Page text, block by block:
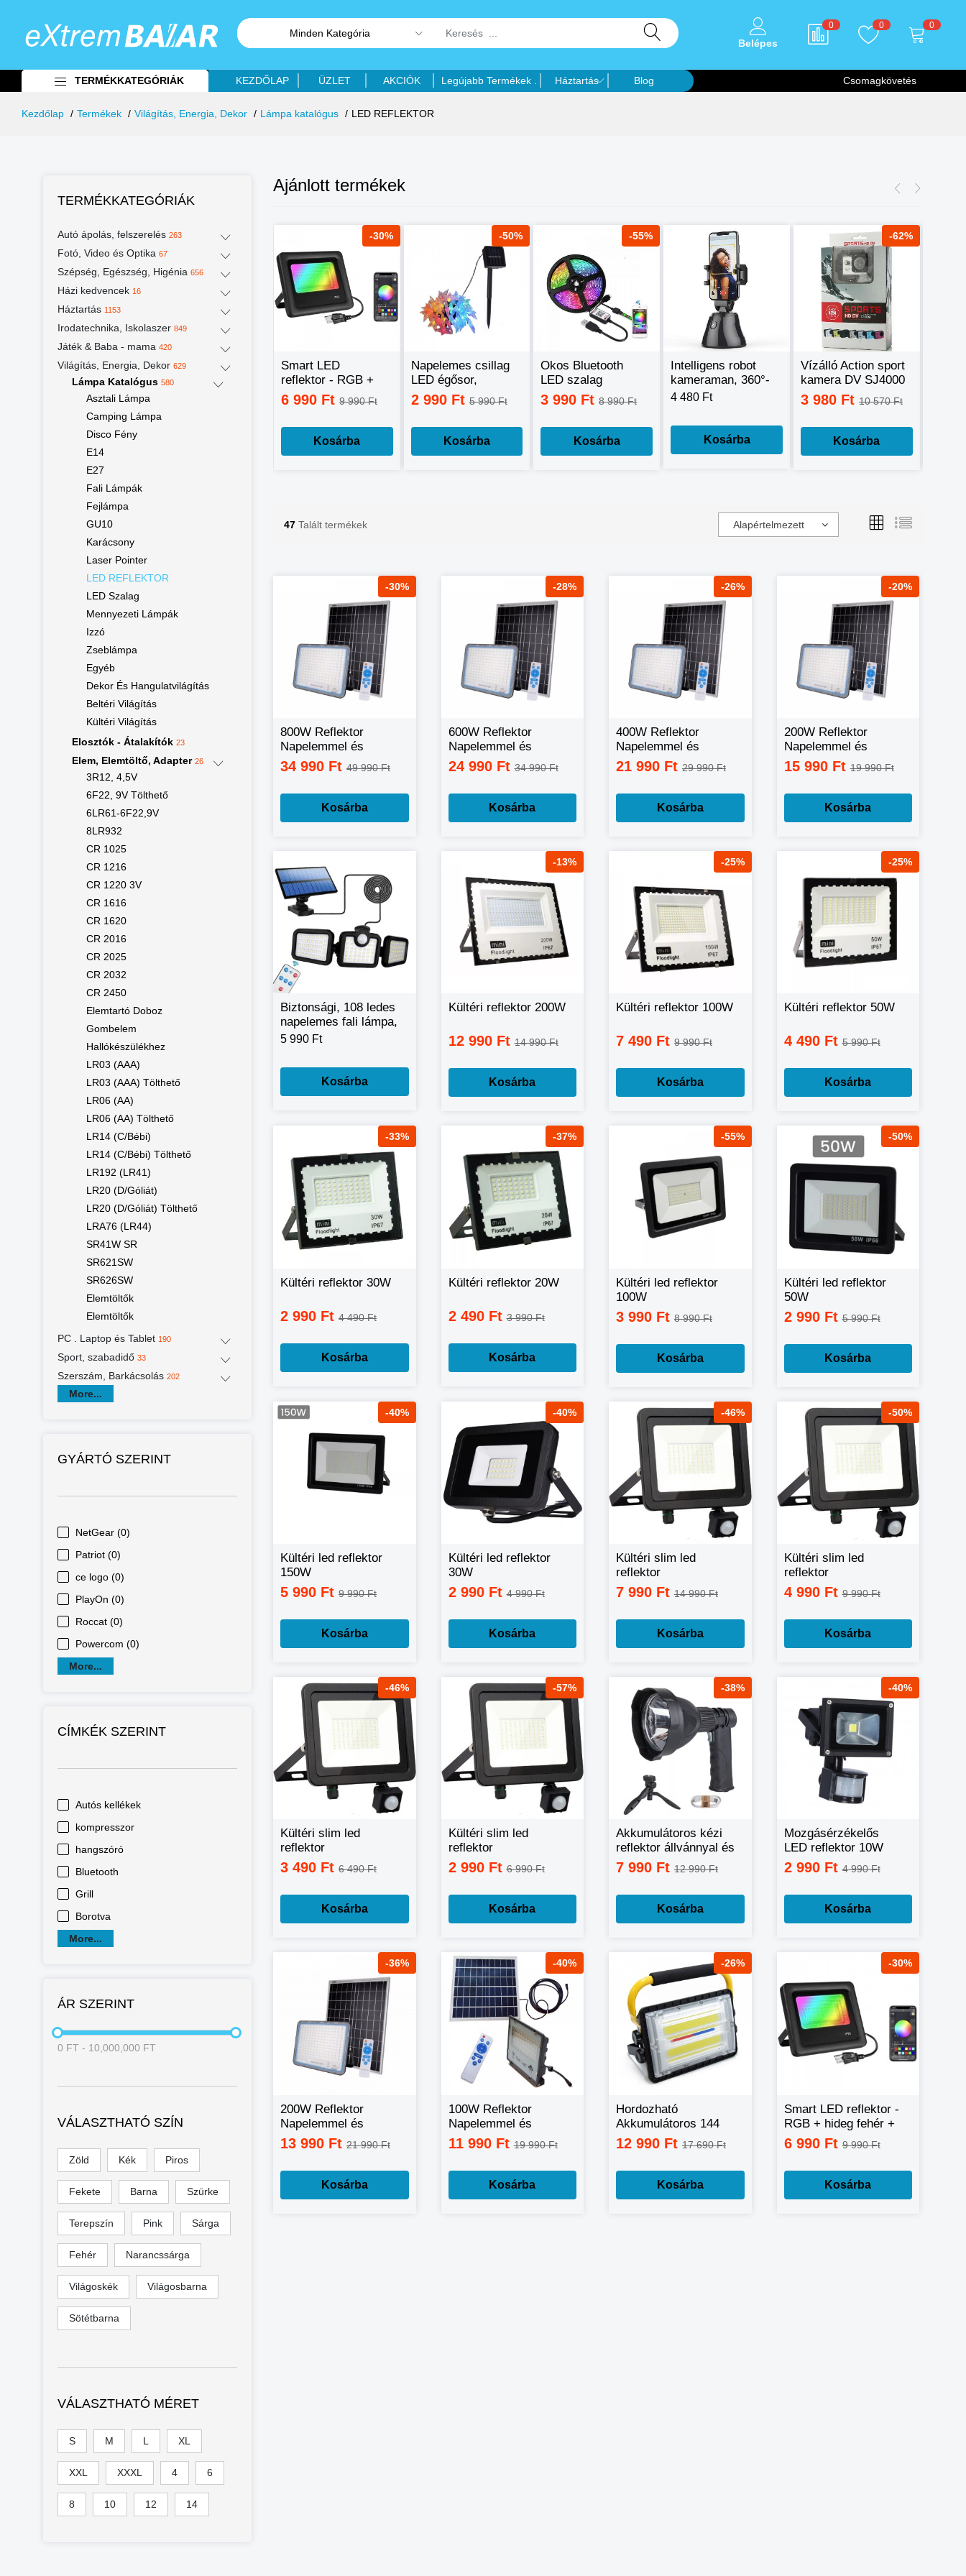
Minden Kategória
Belépes
0 0 0
TERMÉKKATEGÓRIÁK KEZDŐLAP ÜZLET AKCIÓK Legújabb Termékek . Háztartás Blog Csomagkövetés
Kezdőlap Termékek Világítás, Energia, Dekor Lámpa katalógus LED REFLEKTOR
TERMÉKKATEGÓRIÁK
Autó ápolás, felszerelés 263
Fotó, Video és Optika 67
Szépség, Egészség, Higénia 656
Házi kedvencek 16
Háztartás 1153
Irodatechnika, Iskolaszer 849
Játék & Baba - mama 420
Világítás, Energia, Dekor 629
Lámpa Katalógus 580
Asztali Lámpa
Camping Lámpa
Disco Fény
E14
E27
Fali Lámpák
Fejlámpa
GU10
Karácsony
Laser Pointer
LED REFLEKTOR
LED Szalag
Mennyezeti Lámpák
Izzó
Zseblámpa
Egyéb
Dekor És Hangulatvilágítás
Beltéri Világítás
Kültéri Világítás
Elosztók - Átalakítók 23
Elem, Elemtöltő, Adapter 26
3R12, 4,5V
6F22, 9V Tölthető
6LR61-6F22,9V
8LR932
CR 1025
CR 1216
CR 1220 3V
CR 1616
CR 1620
CR 2016
CR 2025
CR 2032
CR 2450
Elemtartó Doboz
Gombelem
Hallókészülékhez
LR03 (AAA)
LR03 (AAA) Tölthető
LR06 (AA)
LR06 (AA) Tölthető
LR14 (C/bébi)
LR14 (C/bébi) Tölthető
LR192 (LR41)
LR20 (D/Góliát)
LR20 (D/Góliát) Tölthető
LRA76 (LR44)
SR41W SR
SR621SW
SR626SW
Elemtöltők
Elemtöltők
PC . Laptop és Tablet 190
Sport, szabadidő 33
Szerszám, Barkácsolás 202
More...
GYÁRTÓ SZERINT
NetGear (0)
Patriot (0)
ce logo (0)
PlayOn (0)
Roccat (0)
Powercom (0)
More...
CÍMKÉK SZERINT
Autós kellékek
kompresszor
hangszóró
Bluetooth
Grill
Borotva
More...
ÁR SZERINT
0 FT - 10,000,000 FT
VÁLASZTHATÓ SZÍN
Zöld Kék Piros
Fekete Barna Szürke
Terepszín Pink Sárga
Fehér Narancssárga
Világoskék Világosbarna
Sötétbarna
VÁLASZTHATÓ MÉRET
S M L XL
XXL XXXL 4 6
8 10 12 14
Ajánlott termékek
-43%
Kézi masszázs
masszírozó gép
15 860 Ft
Kosárba
ONE STEP 2 AZ 1-
BEN
-30%
Smart LED
reflektor - RGB +
hideg fehér +
meleg fehér, okos
vezérelhető -60W
6 990 Ft9 990 Ft
Kosárba
-50%
Napelemes csillag
LED égősor,
fényfüzér
2 990 Ft5 990 Ft
Kosárba
-55%
Okos Bluetooth
LED szalag
mobiltelefonos
távirányítással - 5
3 990 Ft8 990 Ft
Kosárba
Intelligens robot
kameraman, 360°-
os mozgáskövető
4 480 Ft
Kosárba
-62%
Vízálló Action sport
kamera DV SJ4000
Full HD HDMI
H.264 Car DVR
3 980 Ft 10 570 Ft
Kosárba
47 Talált termékek Alapértelmezett
-30%
800W Reflektor
Napelemmel és
távirányítóval
34 990 Ft 49 990 Ft
Kosárba
-28%
600W Reflektor
Napelemmel és
távirányítóval
24 990 Ft34 990 Ft
Kosárba
-26%
400W Reflektor
Napelemmel és
távirányítóval
21 990 Ft 29 990 Ft
Kosárba
-20%
200W Reflektor
Napelemmel és
távirányítóval
15 990 Ft19 990 Ft
Kosárba
Biztonsági, 108 ledes
napelemes fali lámpa,
fény- és
távirányítóval JD-
5 990 Ft
Kosárba
-13%
Kültéri reflektor 200W
12 990 Ft14 990 Ft
Kosárba
-25%
Kültéri reflektor 100W
7 490 Ft 9 990 Ft
Kosárba
-25%
Kültéri reflektor 50W
4 490 Ft5 990 Ft
Kosárba
-33%
Kültéri reflektor 30W
2 990 Ft 4 490 Ft
Kosárba
-37%
Kültéri reflektor 20W
2 490 Ft3 990 Ft
Kosárba
-55%
Kültéri led reflektor
100W
3 990 Ft 8 990 Ft
Kosárba
-50%
Kültéri led reflektor
50W
2 990 Ft5 990 Ft
Kosárba
-40%
Kültéri led reflektor
150W
5 990 Ft 9 990 Ft
Kosárba
-40%
Kültéri led reflektor
30W
2 990 Ft4 990 Ft
Kosárba
-46%
Kültéri slim led
reflektor
mozgásérzékelővel
150W
7 990 Ft 14 990 Ft
Kosárba
-50%
Kültéri slim led
reflektor
mozgásérzékelővel
100W
4 990 Ft9 990 Ft
Kosárba
-46%
Kültéri slim led
reflektor
mozgásérzékelővel
30W
3 490 Ft 6 490 Ft
Kosárba
-57%
Kültéri slim led
reflektor
mozgásérzékelővel
20W
2 990 Ft6 990 Ft
Kosárba
-38%
Akkumulátoros kézi
reflektor állvánnyal és
állítható fényerővel
W582
7 990 Ft 12 990 Ft
Kosárba
-40%
Mozgásérzékelős
LED reflektor 10W
2 990 Ft4 990 Ft
Kosárba
-36%
200W Reflektor
Napelemmel és
távirányítóval
13 990 Ft 21 990 Ft
Kosárba
-40%
100W Reflektor
Napelemmel és
távirányítóval
11 990 Ft19 990 Ft
Kosárba
-26%
Hordozható
Akkumulátoros 144
COB Led Reflektor
W860B
12 990 Ft 17 690 Ft
Kosárba
-30%
Smart LED reflektor -
RGB + hideg fehér +
meleg fehér, okos
telefonnal vezérelhető
6 990 Ft9 990 Ft
Kosárba